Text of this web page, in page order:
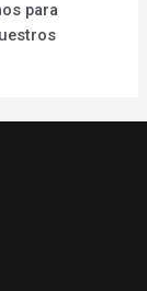
para